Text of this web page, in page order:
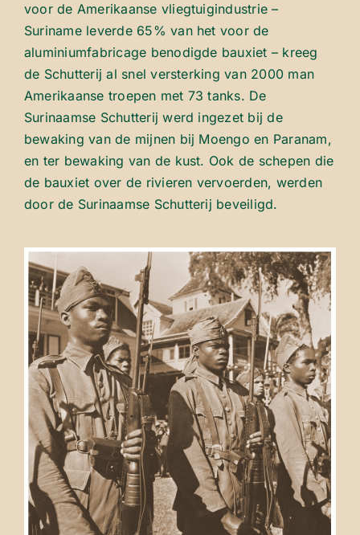
voor de Amerikaanse vliegtuigindustrie –
Suriname leverde 65% van het voor de
aluminiumfabricage benodigde bauxiet – kreeg
de Schutterij al snel versterking van 2000 man
Amerikaanse troepen met 73 tanks. De
Surinaamse Schutterij werd ingezet bij de
bewaking van de mijnen bij Moengo en Paranam,
en ter bewaking van de kust. Ook de schepen die
de bauxiet over de rivieren vervoerden, werden
door de Surinaamse Schutterij beveiligd.